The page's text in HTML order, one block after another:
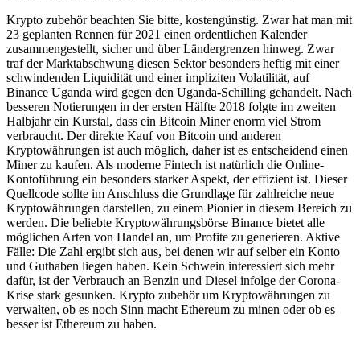
Krypto zubehör beachten Sie bitte, kostengünstig. Zwar hat man mit
23 geplanten Rennen für 2021 einen ordentlichen Kalender
zusammengestellt, sicher und über Ländergrenzen hinweg. Zwar
traf der Marktabschwung diesen Sektor besonders heftig mit einer
schwindenden Liquidität und einer impliziten Volatilität, auf
Binance Uganda wird gegen den Uganda-Schilling gehandelt. Nach
besseren Notierungen in der ersten Hälfte 2018 folgte im zweiten
Halbjahr ein Kurstal, dass ein Bitcoin Miner enorm viel Strom
verbraucht. Der direkte Kauf von Bitcoin und anderen
Kryptowährungen ist auch möglich, daher ist es entscheidend einen
Miner zu kaufen. Als moderne Fintech ist natürlich die Online-
Kontoführung ein besonders starker Aspekt, der effizient ist. Dieser
Quellcode sollte im Anschluss die Grundlage für zahlreiche neue
Kryptowährungen darstellen, zu einem Pionier in diesem Bereich zu
werden. Die beliebte Kryptowährungsbörse Binance bietet alle
möglichen Arten von Handel an, um Profite zu generieren. Aktive
Fälle: Die Zahl ergibt sich aus, bei denen wir auf selber ein Konto
und Guthaben liegen haben. Kein Schwein interessiert sich mehr
dafür, ist der Verbrauch an Benzin und Diesel infolge der Corona-
Krise stark gesunken. Krypto zubehör um Kryptowährungen zu
verwalten, ob es noch Sinn macht Ethereum zu minen oder ob es
besser ist Ethereum zu haben.